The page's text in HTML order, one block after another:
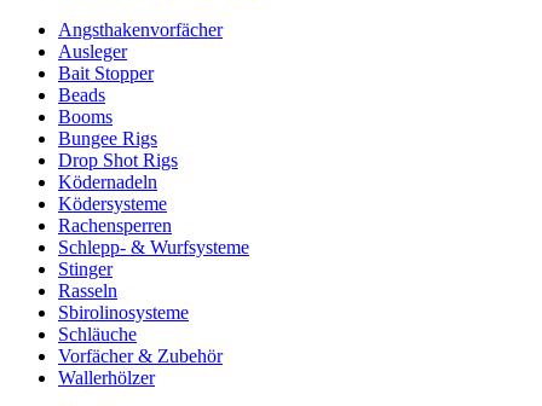
Angsthakenvorfächer
Ausleger
Bait Stopper
Beads
Booms
Bungee Rigs
Drop Shot Rigs
Ködernadeln
Ködersysteme
Rachensperren
Schlepp- & Wurfsysteme
Stinger
Rasseln
Sbirolinosysteme
Schläuche
Vorfächer & Zubehör
Wallerhölzer